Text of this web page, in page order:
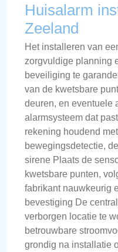
Huisalarm
Zeeland
Het installeren van
zorgvuldige planning
beveiliging te
van de kwetsbare
deuren, en eventuele
alarmsysteem dat
rekening houdend
bewegingsdetectie,
sirene Plaats de
kwetsbare punten,
fabrikant nauwkeurig
bevestiging De
verborgen locatie te
betrouwbare
grondig na installatie